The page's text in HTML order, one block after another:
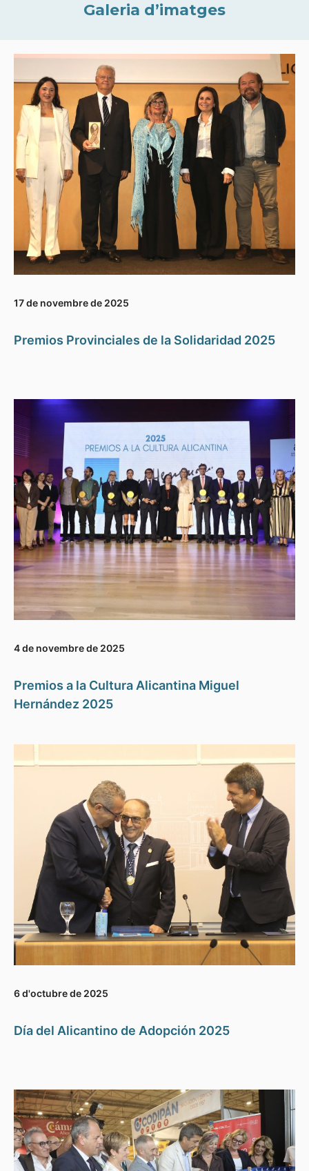
Galeria d’imatges
17 de novembre de 2025
Premios Provinciales de la Solidaridad 2025
4 de novembre de 2025
Premios a la Cultura Alicantina Miguel
Hernández 2025
6 d'octubre de 2025
Día del Alicantino de Adopción 2025